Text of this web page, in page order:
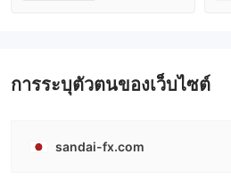
การระบุตัวตนของเว็บไซต์
sandai-fx.com